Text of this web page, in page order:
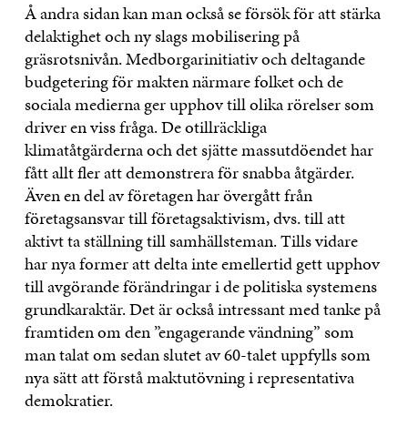
Å andra sidan kan man också se försök för att stärka
delaktighet och ny slags mobilisering på
gräsrotsnivån. Medborgarinitiativ och deltagande
budgetering för makten närmare folket och de
sociala medierna ger upphov till olika rörelser som
driver en viss fråga. De otillräckliga
klimatåtgärderna och det sjätte massutdöendet har
fått allt fler att demonstrera för snabba åtgärder.
Även en del av företagen har övergått från
företagsansvar till företagsaktivism, dvs. till att
aktivt ta ställning till samhällsteman. Tills vidare
har nya former att delta inte emellertid gett upphov
till avgörande förändringar i de politiska systemens
grundkaraktär. Det är också intressant med tanke på
framtiden om den ”engagerande vändning” som
man talat om sedan slutet av 60-talet uppfylls som
nya sätt att förstå maktutövning i representativa
demokratier.